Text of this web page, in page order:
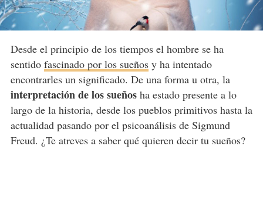
Desde el principio de los tiempos el hombre se ha
sentido fascinado por los sueñosy ha intentado
encontrarles un significado. De una forma u otra, la
interpretación de los sueñosha estado presente a lo
largo de la historia, desde los pueblos primitivos hasta la
actualidad pasando por el psicoanálisis de Sigmund
Freud. ¿Te atreves a saber qué quieren decir tu sueños?